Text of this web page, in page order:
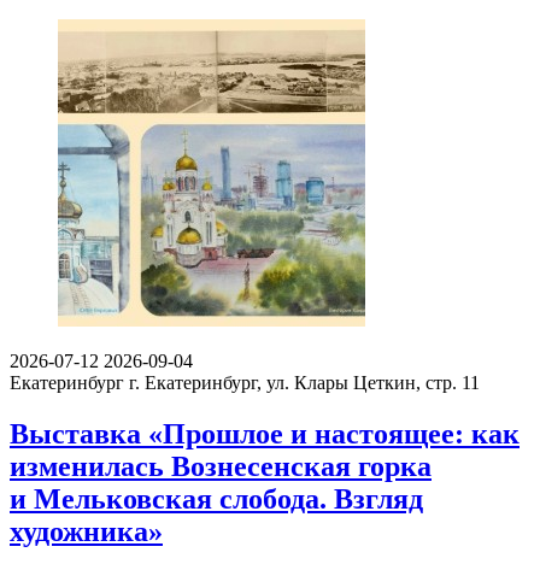
2026-07-12 2026-09-04
Екатеринбург г. Екатеринбург, ул. Клары Цеткин, стр. 11
Выставка «Прошлое и настоящее: как
изменилась Вознесенская горка
и Мельковская слобода. Взгляд
художника»